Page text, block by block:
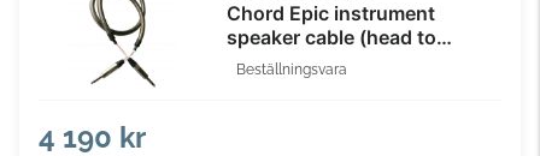
Chord Epic instrument
speaker cable (head to
cabinet)
Beställningsvara
4 190 kr